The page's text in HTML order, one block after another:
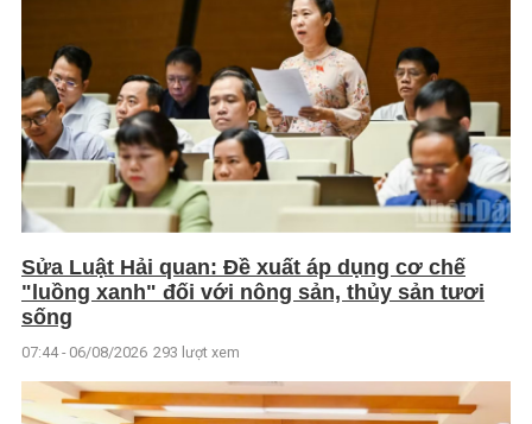
Sửa Luật Hải quan: Đề xuất áp dụng cơ chế
"luồng xanh" đối với nông sản, thủy sản tươi
sống
07:44 - 06/08/2026 293 lượt xem